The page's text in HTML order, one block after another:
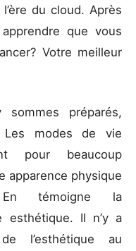
du cloud. Après
que vous
Votre meilleur
préparés,
Les modes de vie
pour beaucoup
apparence physique
En témoigne la
esthétique. Il n’y a
l’esthétique au